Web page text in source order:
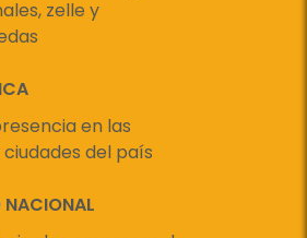
zelle y
en las
del país
NACIONAL